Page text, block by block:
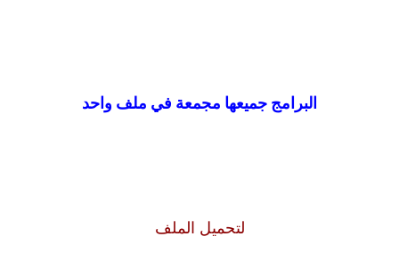
البرامج جميعها مجمعة في ملف واحد
لتحميل الملف